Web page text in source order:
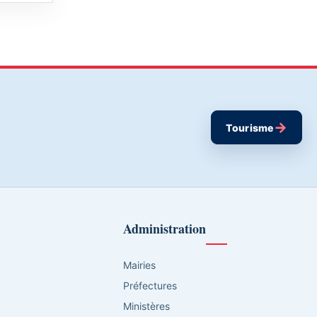
Tourisme→
Administration
Mairies
Préfectures
Ministères